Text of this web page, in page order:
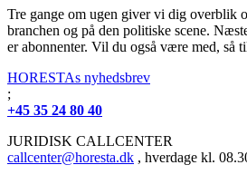
Tre gange om ugen giver vi dig overblik
branchen og på den politiske scene.
er abonnenter. Vil du også være med, så
HORESTAs nyhedsbrev
;
+45 35 24 80 40
JURIDISK CALLCENTER
callcenter@horesta.dk , hverdage kl.